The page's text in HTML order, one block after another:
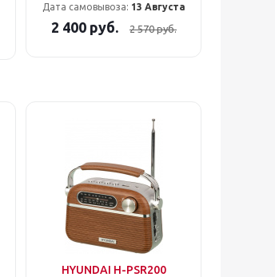
Дата самовывоза: 13 Августа
2 400 руб. 2 570руб.
HYUNDAI H-PSR200